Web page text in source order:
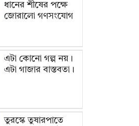
ধানের শীষের পক্ষে
জোরালো গণসংযোগ
এটা কোনো গল্প নয়।
এটা গাজার বাস্তবতা।
তুরস্কে তুষারপাতে